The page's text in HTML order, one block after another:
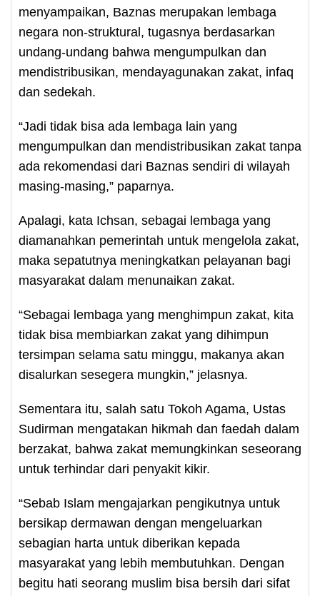
menyampaikan, Baznas merupakan lembaga
negara non-struktural, tugasnya berdasarkan
undang-undang bahwa mengumpulkan dan
mendistribusikan, mendayagunakan zakat, infaq
dan sedekah.
“Jadi tidak bisa ada lembaga lain yang
mengumpulkan dan mendistribusikan zakat tanpa
ada rekomendasi dari Baznas sendiri di wilayah
masing-masing,” paparnya.
Apalagi, kata Ichsan, sebagai lembaga yang
diamanahkan pemerintah untuk mengelola zakat,
maka sepatutnya meningkatkan pelayanan bagi
masyarakat dalam menunaikan zakat.
“Sebagai lembaga yang menghimpun zakat, kita
tidak bisa membiarkan zakat yang dihimpun
tersimpan selama satu minggu, makanya akan
disalurkan sesegera mungkin,” jelasnya.
Sementara itu, salah satu Tokoh Agama, Ustas
Sudirman mengatakan hikmah dan faedah dalam
berzakat, bahwa zakat memungkinkan seseorang
untuk terhindar dari penyakit kikir.
“Sebab Islam mengajarkan pengikutnya untuk
bersikap dermawan dengan mengeluarkan
sebagian harta untuk diberikan kepada
masyarakat yang lebih membutuhkan. Dengan
begitu hati seorang muslim bisa bersih dari sifat